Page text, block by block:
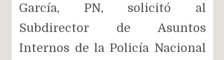
García, PN, solicitó al
Subdirector de Asuntos
Internos de la Policía Nacional